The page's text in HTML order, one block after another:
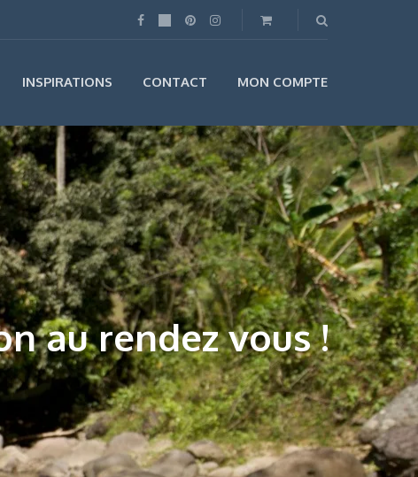
INSPIRATIONS CONTACT MON COMPTE
au rendez vous !